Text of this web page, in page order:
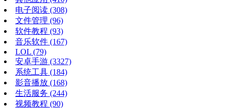
电子阅读 (308)
文件管理 (96)
软件教程 (93)
音乐软件 (167)
LOL (79)
安卓手游 (3327)
系统工具 (184)
影音播放 (168)
生活服务 (244)
视频教程 (90)